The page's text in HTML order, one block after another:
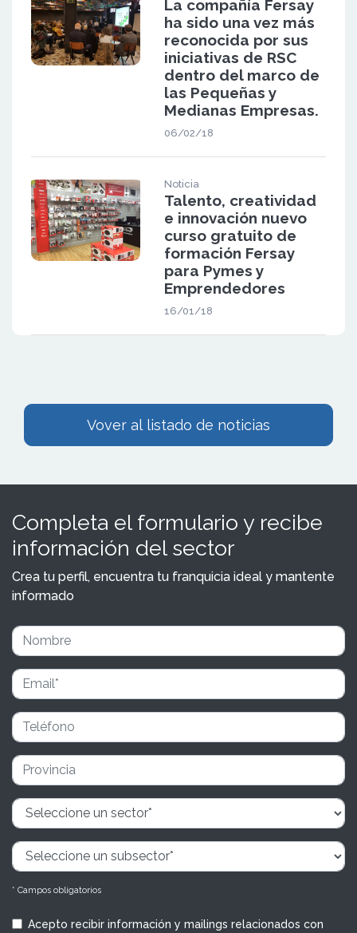
La compañía Fersay
ha sido una vez más
reconocida por sus
iniciativas de RSC
dentro del marco de
las Pequeñas y
Medianas Empresas.
06/02/18
Noticia
Talento, creatividad
e innovación nuevo
curso gratuito de
formación Fersay
para Pymes y
Emprendedores
16/01/18
Vover al listado de noticias
Completa el formulario y recibe
información del sector
Crea tu perfil, encuentra tu franquicia ideal y mantente
informado
* Campos obligatorios
Acepto recibir información y mailings relacionados con